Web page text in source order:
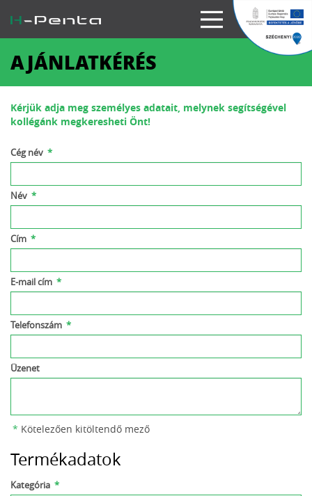
AJÁNLATKÉRÉS
Kérjük adja meg személyes adatait, melynek segítségével
kollégánk megkeresheti Önt!
Cég név *
Név *
Cím *
E-mail cím *
Telefonszám *
Üzenet
* Kötelezően kitöltendő mező
Termékadatok
Kategória *